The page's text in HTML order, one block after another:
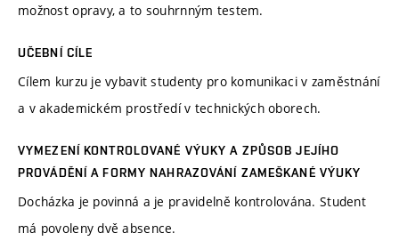
možnost opravy, a to souhrnným testem.
UČEBNÍ CÍLE
Cílem kurzu je vybavit studenty pro komunikaci v zaměstnání
a v akademickém prostředí v technických oborech.
VYMEZENÍ KONTROLOVANÉ VÝUKY A ZPŮSOB JEJÍHO
PROVÁDĚNÍ A FORMY NAHRAZOVÁNÍ ZAMEŠKANÉ VÝUKY
Docházka je povinná a je pravidelně kontrolována. Student
má povoleny dvě absence.